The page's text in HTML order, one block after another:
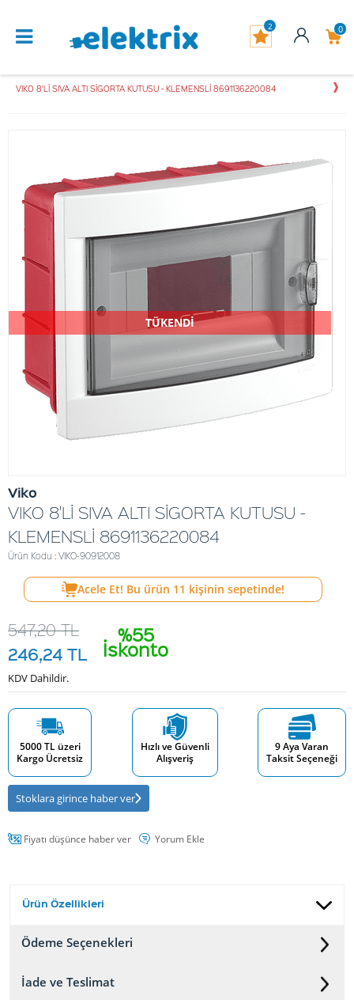
0
2
VIKO 8'Lİ SIVA ALTI SİGORTA KUTUSU - KLEMENSLİ 8691136220084
TÜKENDİ
Viko
VIKO 8'Lİ SIVA ALTI SİGORTA KUTUSU -
KLEMENSLİ 8691136220084
Ürün Kodu : VIKO-90912008
Acele Et! Bu ürün 11 kişinin sepetinde!
%55
İskonto
547,20TL
246,24 TL
KDV Dahildir.
5000 TL üzeri
Kargo Ücretsiz
Hızlı ve Güvenli
Alışveriş
9 Aya Varan
Taksit Seçeneği
Stoklara girince haber ver
Fiyatı düşünce haber ver Yorum Ekle
Ürün Özellikleri
Ödeme Seçenekleri
İade ve Teslimat